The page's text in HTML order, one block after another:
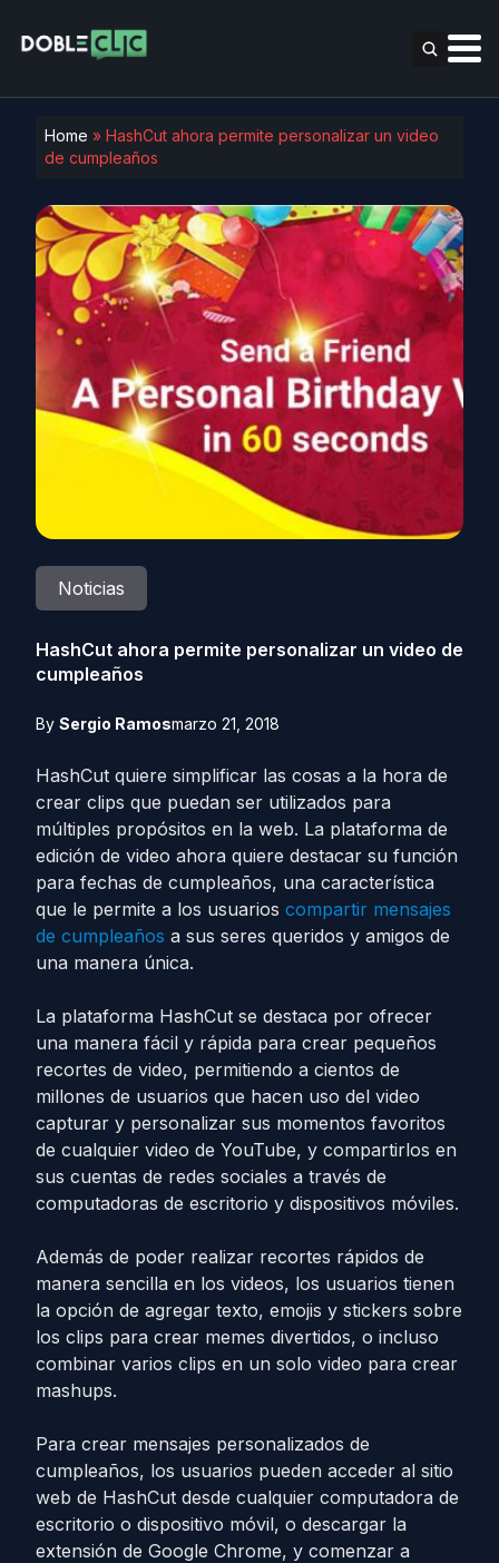
Home » HashCut ahora permite personalizar un video
de cumpleaños
Noticias
HashCut ahora permite personalizar un video de
cumpleaños
By Sergio Ramosmarzo 21, 2018
HashCut quiere simplificar las cosas a la hora de
crear clips que puedan ser utilizados para
múltiples propósitos en la web. La plataforma de
edición de video ahora quiere destacar su función
para fechas de cumpleaños, una característica
que le permite a los usuarios compartir mensajes
de cumpleaños a sus seres queridos y amigos de
una manera única.
La plataforma HashCut se destaca por ofrecer
una manera fácil y rápida para crear pequeños
recortes de video, permitiendo a cientos de
millones de usuarios que hacen uso del video
capturar y personalizar sus momentos favoritos
de cualquier video de YouTube, y compartirlos en
sus cuentas de redes sociales a través de
computadoras de escritorio y dispositivos móviles.
Además de poder realizar recortes rápidos de
manera sencilla en los videos, los usuarios tienen
la opción de agregar texto, emojis y stickers sobre
los clips para crear memes divertidos, o incluso
combinar varios clips en un solo video para crear
mashups.
Para crear mensajes personalizados de
cumpleaños, los usuarios pueden acceder al sitio
web de HashCut desde cualquier computadora de
escritorio o dispositivo móvil, o descargar la
extensión de Google Chrome, y comenzar a